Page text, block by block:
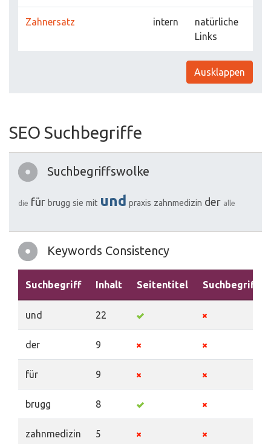
Zahnersatz intern
natürliche
Links
Ausklappen
SEO Suchbegriffe
Suchbegriffswolke
die für brugg sie mit und praxis zahnmedizin der alle
Keywords Consistency
Suchbegriff Inhalt Seitentitel Suchbegriffe
und 22
der 9
für 9
brugg 8
zahnmedizin 5